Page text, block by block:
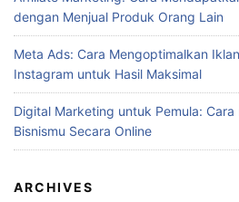
dengan Menjual Produk Orang Lain
Meta Ads: Cara Mengoptimalkan
Instagram untuk Hasil Maksimal
Digital Marketing untuk Pemula:
Bisnismu Secara Online
ARCHIVES